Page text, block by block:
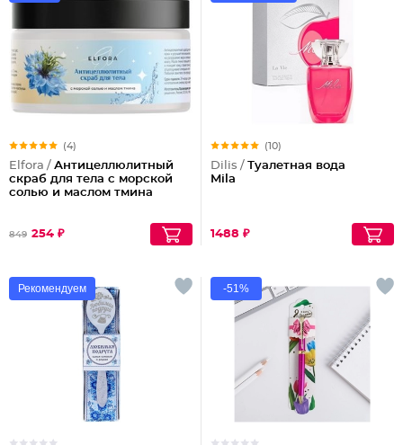
(4)
Elfora / Антицеллюлитный
скраб для тела с морской
солью и маслом тмина
849 254 ₽
(10)
Dilis / Туалетная вода
Mila
1488 ₽
Рекомендуем -51%